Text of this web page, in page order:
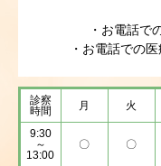
・お電話で
・お電話での
診察
時間
月 火
9:30
～
13:00
〇 〇